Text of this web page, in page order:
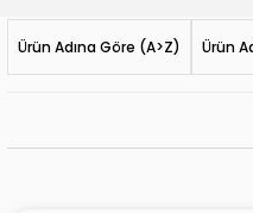
Ürün Adına Göre (A>Z) Ürün